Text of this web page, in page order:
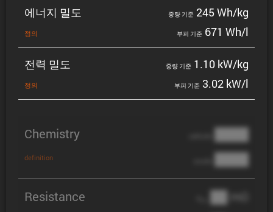
에너지 밀도
정의
중량 기준 245 Wh/kg
부피 기준 671 Wh/l
전력 밀도
정의
중량 기준 1.10 kW/kg
부피 기준 3.02 kW/l
Chemistry
definition
████
████
Resistance ██ mΩ